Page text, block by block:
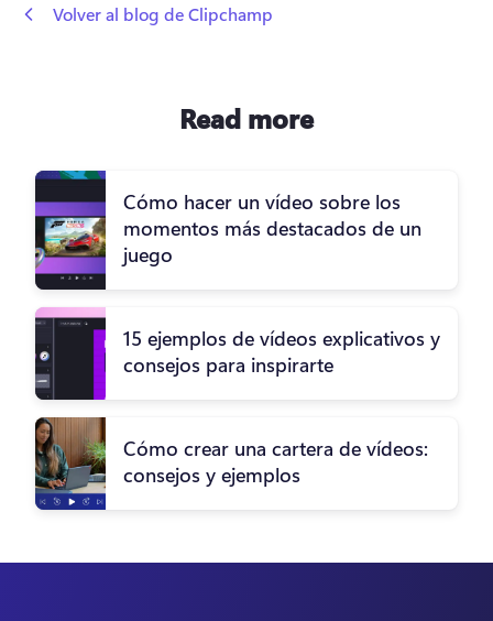
Volver al blog de Clipchamp
Read more
Cómo hacer un vídeo sobre los
momentos más destacados de un
juego
15 ejemplos de vídeos explicativos y
consejos para inspirarte
Cómo crear una cartera de vídeos:
consejos y ejemplos